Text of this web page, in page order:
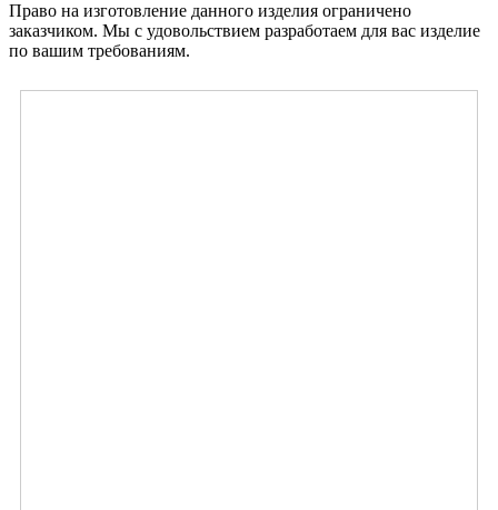
Право на изготовление данного изделия ограничено
заказчиком. Мы с удовольствием разработаем для вас изделие
по вашим требованиям.